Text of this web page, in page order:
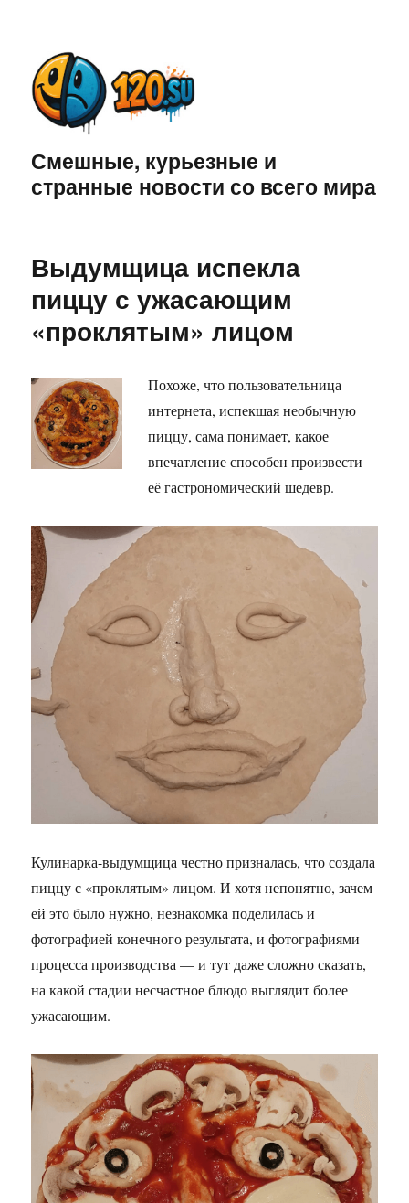
Смешные, курьезные и
странные новости со всего мира
Выдумщица испекла
пиццу с ужасающим
«проклятым» лицом
Похоже, что пользовательница
интернета, испекшая необычную
пиццу, сама понимает, какое
впечатление способен произвести
её гастрономический шедевр.
Кулинарка-выдумщица честно призналась, что создала
пиццу с «проклятым» лицом. И хотя непонятно, зачем
ей это было нужно, незнакомка поделилась и
фотографией конечного результата, и фотографиями
процесса производства — и тут даже сложно сказать,
на какой стадии несчастное блюдо выглядит более
ужасающим.